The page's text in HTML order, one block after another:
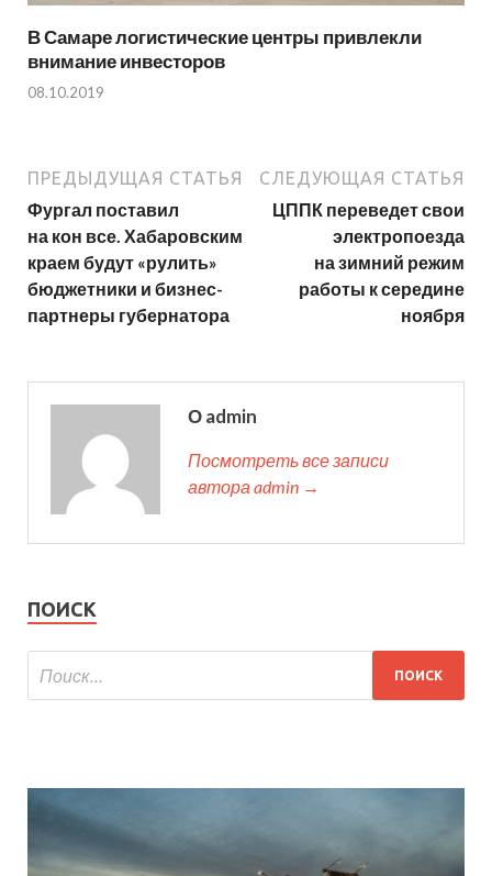
В Самаре логистические центры привлекли
внимание инвесторов
08.10.2019
ПРЕДЫДУЩАЯ СТАТЬЯ
Фургал поставил
на кон все. Хабаровским
краем будут «рулить»
бюджетники и бизнес-
партнеры губернатора
СЛЕДУЮЩАЯ СТАТЬЯ
ЦППК переведет свои
электропоезда
на зимний режим
работы к середине
ноября
О admin
Посмотреть все записи
автора admin →
ПОИСК